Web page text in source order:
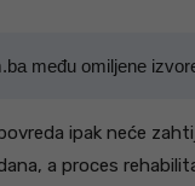
među omiljene
ipak neće
a proces